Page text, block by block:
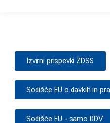
Izvirni prispevki ZDSS
Sodišče EU o davkih in
Sodišče EU - samo DDV